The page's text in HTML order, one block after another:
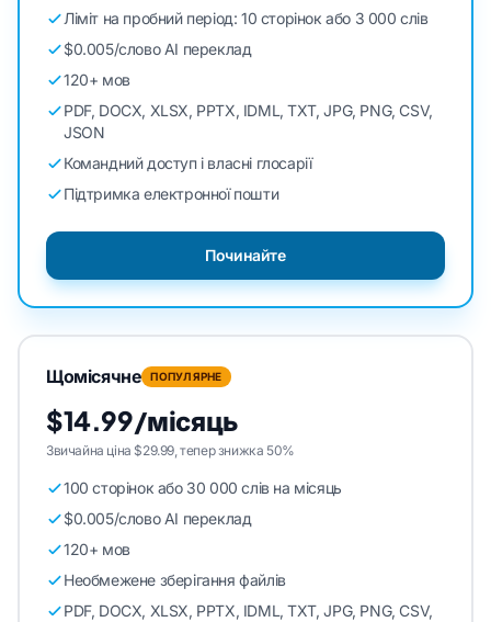
Ліміт на пробний період: 10 сторінок або 3 000 слів
$0.005/слово AI переклад
120+ мов
PDF, DOCX, XLSX, PPTX, IDML, TXT, JPG, PNG, CSV,
JSON
Командний доступ і власні глосарії
Підтримка електронної пошти
Починайте
Щомісячне ПОПУЛЯРНЕ
$14.99/місяць
Звичайна ціна $29.99, тепер знижка 50%
100 сторінок або 30 000 слів на місяць
$0.005/слово AI переклад
120+ мов
Необмежене зберігання файлів
PDF, DOCX, XLSX, PPTX, IDML, TXT, JPG, PNG, CSV,